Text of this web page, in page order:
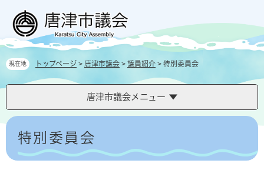
の
頭
ー
飛現在地 トップページ > 唐津市議会 > 議員紹介 > 特別委員会
唐津市議会メニュー
本
特別委員会